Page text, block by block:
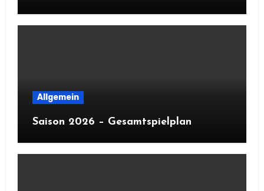
Allgemein
Saison 2026 – Gesamtspielplan